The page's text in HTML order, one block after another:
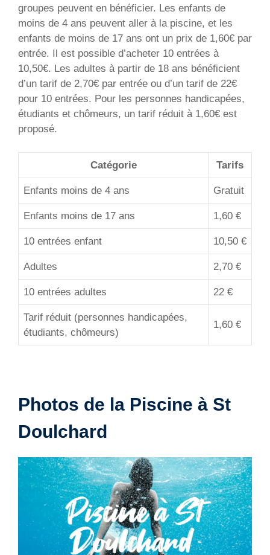
groupes peuvent en bénéficier. Les enfants de
moins de 4 ans peuvent aller à la piscine, et les
enfants de moins de 17 ans ont un prix de 1,60€ par
entrée. Il est possible d’acheter 10 entrées à
10,50€. Les adultes à partir de 18 ans bénéficient
d’un tarif de 2,70€ par entrée ou d’un tarif de 22€
pour 10 entrées. Pour les personnes handicapées,
étudiants et chômeurs, un tarif réduit à 1,60€ est
proposé.
Catégorie Tarifs
Enfants moins de 4 ans Gratuit
Enfants moins de 17 ans 1,60 €
10 entrées enfant 10,50 €
Adultes 2,70 €
10 entrées adultes 22 €
Tarif réduit (personnes handicapées,
étudiants, chômeurs)
1,60 €
Photos de la Piscine à St
Doulchard